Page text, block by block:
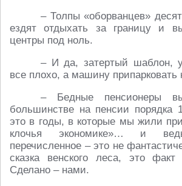
– Толпы «оборванцев»
ездят отдыхать за границу и
центры под ноль.
– И да, затертый шаблон,
все плохо, а машину припарковать
– Бедные пенсионеры
большинстве на пенсии порядка
это в годы, в которые мы жили
клочья экономике»… и
перечисленное – это не
сказка венского леса, это
Сделано – нами.